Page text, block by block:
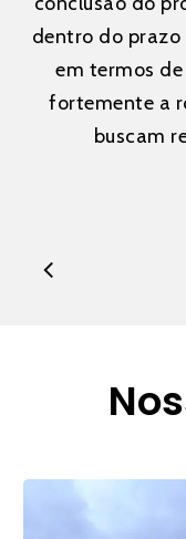
dentro do prazo
em termos
fortemente a
buscam